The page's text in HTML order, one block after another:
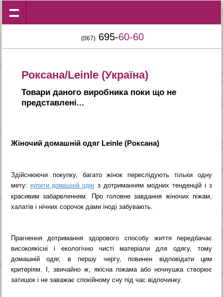
(067) 695-60-60
Роксана/Leinle (Україна)
Товари даного виробника поки що не
представленi...
Жіночий домашній одяг Leinle (Роксана)
Здійснюючи покупку, багато жінок переслідують тільки одну
мету: купити домашній одягз дотриманням модних тенденцій і з
красивим забарвленням. Про головне завдання жіночих піжам,
халатів і нічних сорочок дами іноді забувають.
Прагнення дотримання здорового способу життя передбачає
високоякісні і екологічно чисті матеріали для одягу, тому
домашній одяг, в першу чергу, повинен відповідати цим
критеріям. І, звичайно ж, якісна піжама або ночнушка створює
затишок і не заважає спокійному сну під час відпочинку.